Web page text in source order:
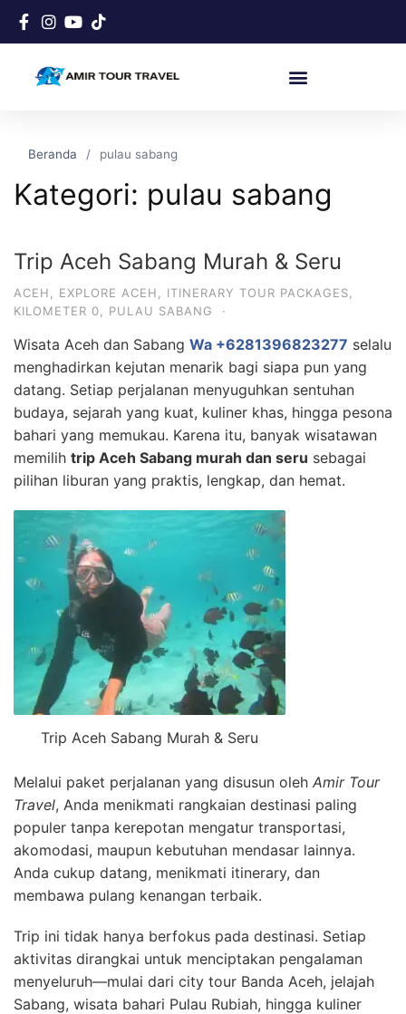
Beranda pulau sabang
Kategori: pulau sabang
Trip Aceh Sabang Murah & Seru
ACEH EXPLORE ACEH ITINERARY TOUR PACKAGES
KILOMETER 0
PULAU SABANG ·
Wisata Aceh dan Sabang Wa +6281396823277 selalu
menghadirkan kejutan menarik bagi siapa pun yang
datang. Setiap perjalanan menyuguhkan sentuhan
budaya, sejarah yang kuat, kuliner khas, hingga pesona
bahari yang memukau. Karena itu, banyak wisatawan
memilih trip Aceh Sabang murah dan seru sebagai
pilihan liburan yang praktis, lengkap, dan hemat.
Trip Aceh Sabang Murah & Seru
Melalui paket perjalanan yang disusun oleh Amir Tour
Travel, Anda menikmati rangkaian destinasi paling
populer tanpa kerepotan mengatur transportasi,
akomodasi, maupun kebutuhan mendasar lainnya.
Anda cukup datang, menikmati itinerary, dan
membawa pulang kenangan terbaik.
Trip ini tidak hanya berfokus pada destinasi. Setiap
aktivitas dirangkai untuk menciptakan pengalaman
menyeluruh—mulai dari city tour Banda Aceh, jelajah
Sabang, wisata bahari Pulau Rubiah, hingga kuliner